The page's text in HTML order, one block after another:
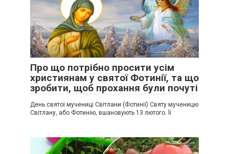
Про що потрібно просити усім
християнам у святої Фотинії, та що
зробити, щоб прохання були почуті
День святої мучениці Світлани (Фотинії) Святу мученицю
Світлану, або Фотинію, вшановують 13 лютого. Її